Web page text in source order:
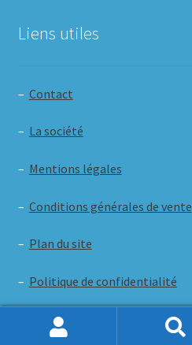
Liens utiles
– Contact
– La société
– Mentions légales
– Conditions générales de vente
– Plan du site
– Politique de confidentialité
Recherche